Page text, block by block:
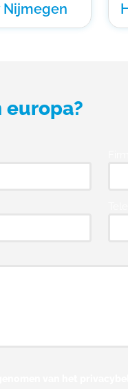
europa?